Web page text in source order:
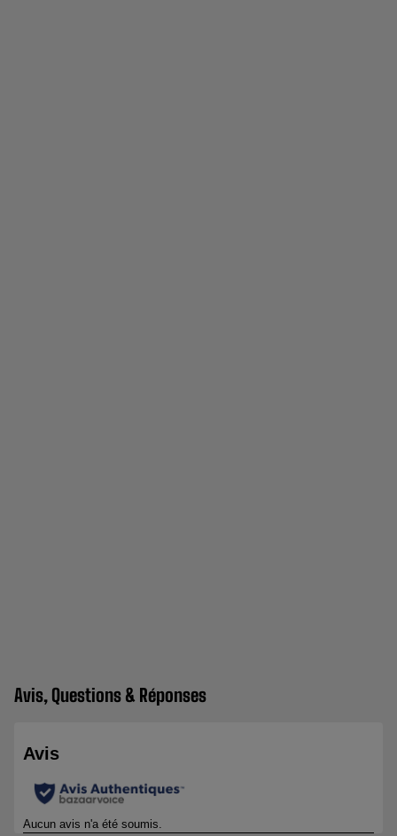
Avis, Questions & Réponses